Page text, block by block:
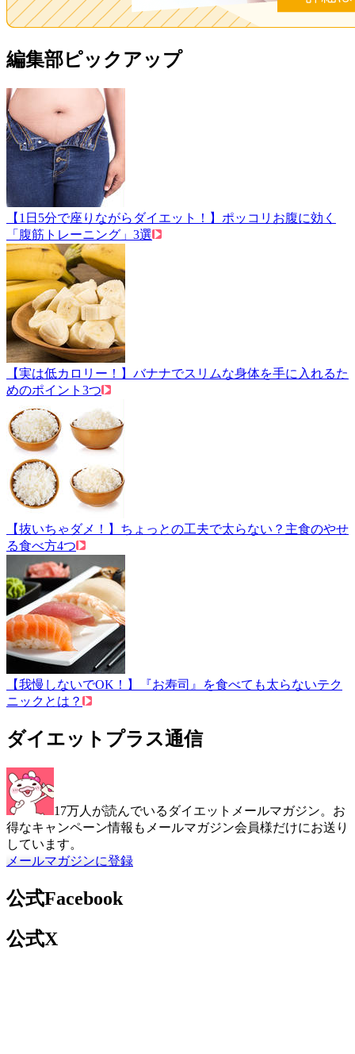
編集部ピックアップ
【1日5分で座りながらダイエット！】ポッコリお腹に効く
「腹筋トレーニング」3選
【実は低カロリー！】バナナでスリムな身体を手に入れるた
めのポイント3つ
【抜いちゃダメ！】ちょっとの工夫で太らない？主食のやせ
る食べ方4つ
【我慢しないでOK！】『お寿司』を食べても太らないテク
ニックとは？
ダイエットプラス通信
17万人が読んでいるダイエットメールマガジン。お
得なキャンペーン情報もメールマガジン会員様だけにお送り
しています。
メールマガジンに登録
公式Facebook
公式X